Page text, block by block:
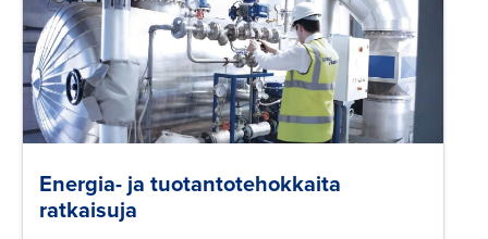
Energia- ja tuotantotehokkaita
ratkaisuja